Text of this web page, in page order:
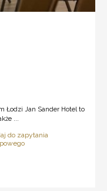
Łodzi Jan Sander Hotel to
...